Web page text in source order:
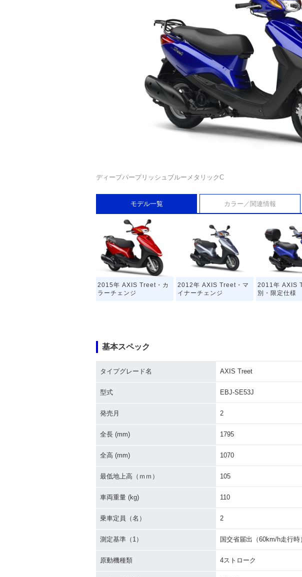
ディープパープリッシュブルーメタリックC
モデル一覧 カラー／関連情報
2015年 AXIS Treet・カ
ラーチェンジ
2012年 AXIS Treet・マ
イナーチェンジ
2011年 AXIS
別・限定仕様
基本スペック
タイプグレード名 AXIS Treet
型式 EBJ-SE53J
発売月 2
全長 (mm) 1795
全高 (mm) 1070
最低地上高（ｍｍ） 105
車両重量 (kg) 110
乗車定員（名） 2
測定基準（1） 国交省届出（60km/h走行時
原動機種類 4ストローク